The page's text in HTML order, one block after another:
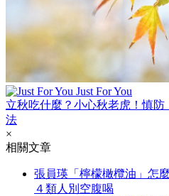
Just For You
立秋吃什麼？小心秋老虎！慎
法
×
相關文章
張員瑛「檸檬橄欖油」怎
４類人別空腹喝